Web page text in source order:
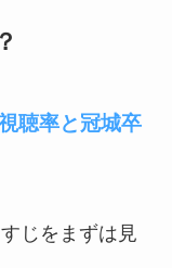
聴率と冠城卒
じをまずは見